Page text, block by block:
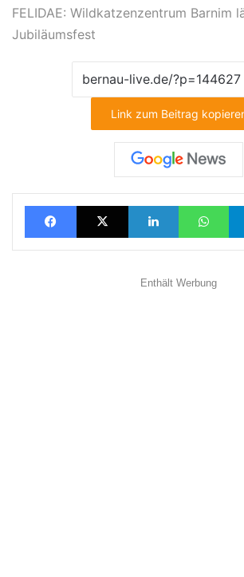
FELIDAE: Wildkatzenzentrum Barnim
Jubiläumsfest
Link zum Beitrag
FacebookX LinkedIn
Enthält Werbung